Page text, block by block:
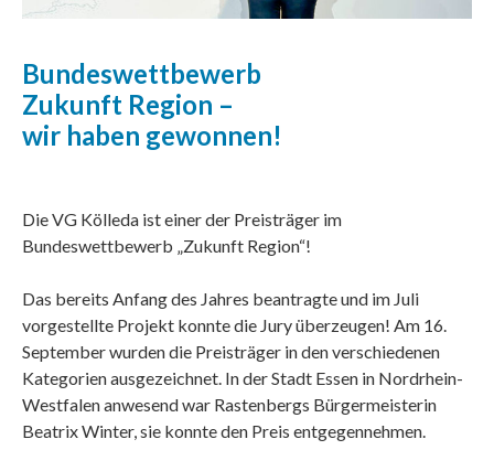
Bundeswettbewerb
Zukunft Region –
wir haben gewonnen!
Die VG Kölleda ist einer der Preisträger im
Bundeswettbewerb „Zukunft Region“!
Das bereits Anfang des Jahres beantragte und im Juli
vorgestellte Projekt konnte die Jury überzeugen! Am 16.
September wurden die Preisträger in den verschiedenen
Kategorien ausgezeichnet. In der Stadt Essen in Nordrhein-
Westfalen anwesend war Rastenbergs Bürgermeisterin
Beatrix Winter, sie konnte den Preis entgegennehmen.